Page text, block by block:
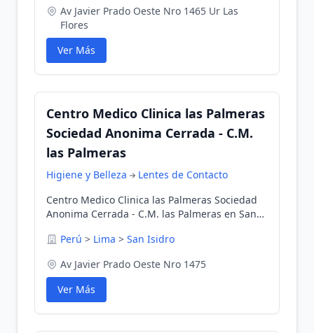
Av Javier Prado Oeste Nro 1465 Ur Las
Flores
Ver Más
Centro Medico Clinica las Palmeras
Sociedad Anonima Cerrada - C.M.
las Palmeras
Higiene y Belleza
Lentes de Contacto
Centro Medico Clinica las Palmeras Sociedad
Anonima Cerrada - C.M. las Palmeras en San
Perú > Lima > San Isidro
Av Javier Prado Oeste Nro 1475
Ver Más